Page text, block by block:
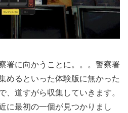
署に向かうことに。。。警察署
めるといった体験版に無かった
、道すがら収集していきます。
に最初の一個が見つかりまし